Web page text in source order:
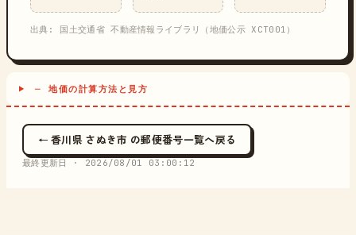
出典: 国土交通省 不動産情報ライブラリ（地価公示 XCT001）
─ 地価の計算方法と見方
← 香川県 さぬき市 の郵便番号一覧へ戻る
最終更新日 · 2026/08/01 03:00:12